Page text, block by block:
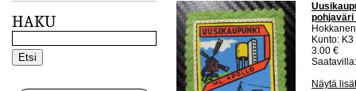
HAKU
pohjaväri
Kunto:
3.00 €
Näytä